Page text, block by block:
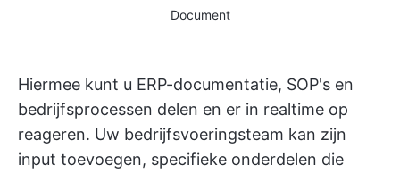
Document
Hiermee kunt u ERP-documentatie, SOP's en
bedrijfsprocessen delen en er in realtime op
reageren. Uw bedrijfsvoeringsteam kan zijn
input toevoegen, specifieke onderdelen die